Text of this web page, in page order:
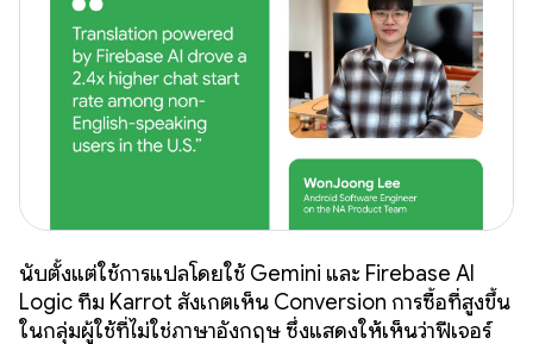
นับตั้งแต่ใช้การแปลโดยใช้ Gemini และ Firebase AI
Logic ทีม Karrot สังเกตเห็น Conversion การซื้อที่สูงขึ้น
ในกลุ่มผู้ใช้ที่ไม่ใช่ภาษาอังกฤษ ซึ่งแสดงให้เห็นว่าฟีเจอร์